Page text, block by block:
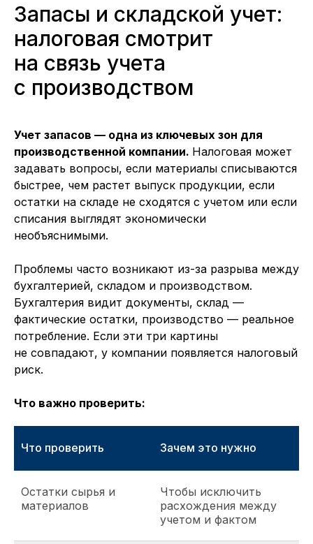
Запасы и складской учет:
налоговая смотрит
на связь учета
с производством
Учет запасов — одна из ключевых зон для
производственной компании. Налоговая может
задавать вопросы, если материалы списываются
быстрее, чем растет выпуск продукции, если
остатки на складе не сходятся с учетом или если
списания выглядят экономически
необъяснимыми.
Проблемы часто возникают из-за разрыва между
бухгалтерией, складом и производством.
Бухгалтерия видит документы, склад —
фактические остатки, производство — реальное
потребление. Если эти три картины
не совпадают, у компании появляется налоговый
риск.
Что важно проверить:
Что проверить Зачем это нужно
Остатки сырья и
материалов
Чтобы исключить
расхождения между
учетом и фактом